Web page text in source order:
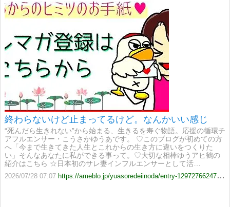
終わらないけど止まってるけど。なんかいい感じ
“死んだら生きれない”から始まる、生きるを寿ぐ物語。応援の循環チ
アフルエンサー・こうさかゆうあです。 ♡このブログが初めての方
へ「今まで生きてきた人生とこれからの生き方に違いをつくりた
い」そんなあなたに私ができる事って。♡大切な相棒ゆうアヒ鶴の
紹介はこちら ☆日本初のサレ妻インフルエンサーとして活…
2026/07/28 07:07 https://ameblo.jp/yuasoredeiinoda/entry-12972766247.html